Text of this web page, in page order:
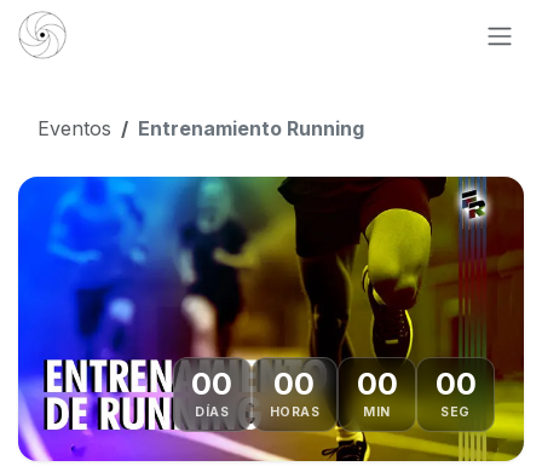
Ir al contenido
Eventos Entrenamiento Running
00
DÍAS
00
HORAS
00
MIN
00
SEG